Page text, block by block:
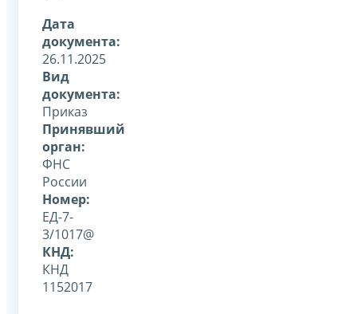
Дата
документа:
26.11.2025
Вид
документа:
Приказ
Принявший
орган:
ФНС
России
Номер:
ЕД-7-
3/1017@
КНД:
КНД
1152017